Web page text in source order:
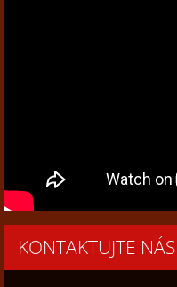
KONTAKTUJTE NÁS